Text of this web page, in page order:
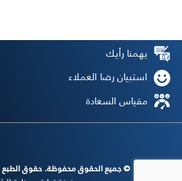
يهمنا رأيك
استبيان رضا العملاء
مقياس السعادة
© جميع الحقوق محفوظة. حقوق الطبع